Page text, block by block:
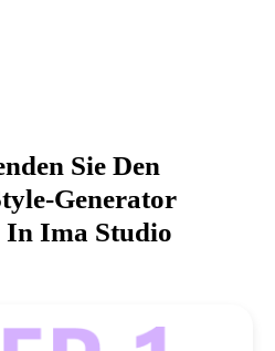
Sie Den
Generator
In Ima Studio